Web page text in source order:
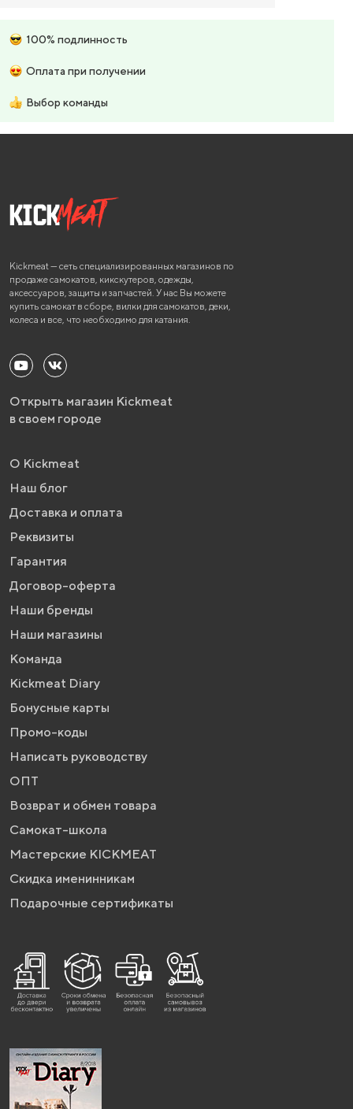
100% подлинность
Оплата при получении
Выбор команды
Kickmeat — сеть специализированных магазинов по
продаже самокатов, кикскутеров, одежды,
аксессуаров, защиты и запчастей. У нас Вы можете
купить самокат в сборе, вилки для самокатов, деки,
колеса и все, что необходимо для катания.
Открыть магазин Kickmeat
в своем городе
О Kickmeat
Наш блог
Доставка и оплата
Реквизиты
Гарантия
Договор-оферта
Наши бренды
Наши магазины
Команда
Kickmeat Diary
Бонусные карты
Промо-коды
Написать руководству
ОПТ
Возврат и обмен товара
Самокат-школа
Мастерские KICKMEAT
Скидка именинникам
Подарочные сертификаты